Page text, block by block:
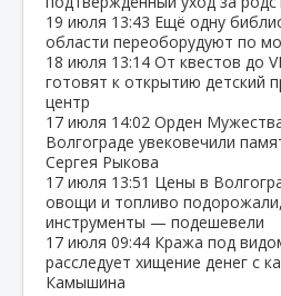
19 июля 13:43 Ещё одну
области переоборудуют по
18 июля 13:14 От квестов до
готовят к открытию детский
центр
17 июля 14:02 Орден
Волгограде увековечили
Сергея Рыкова
17 июля 13:51 Цены в
овощи и топливо
инструменты — подешевели
17 июля 09:44 Кража под
расследует хищение денег с
Камышина